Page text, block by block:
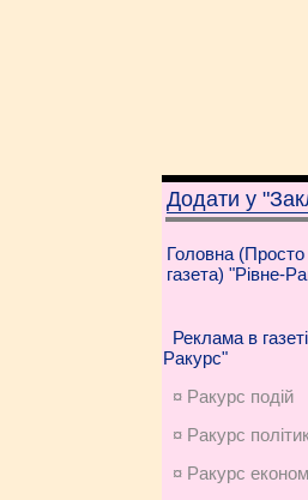
Додати у
Головна (Просто
газета) "Рівне-
Реклама в
Ракурс"
¤ Ракурс подій
¤ Ракурс
¤ Ракурс